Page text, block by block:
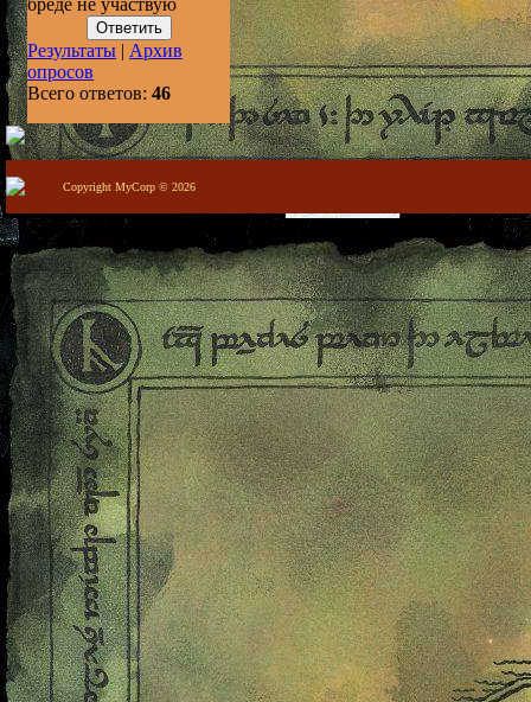
Результаты | Архив
опросов
Всего ответов: 46
Copyright MyCorp © 2026